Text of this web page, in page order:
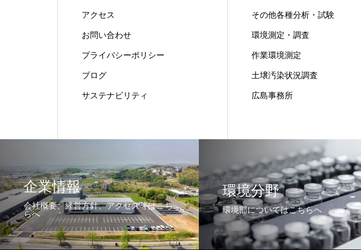
アクセス
お問い合わせ
プライバシーポリシー
ブログ
サステナビリティ
その他各種分析・試験
環境測定・調査
作業環境測定
土壌汚染状況調査
広島事務所
企業情報
会社概要、経営方針、アクセス等はこち
らへ
環境分野
環境部についてはこちらへ